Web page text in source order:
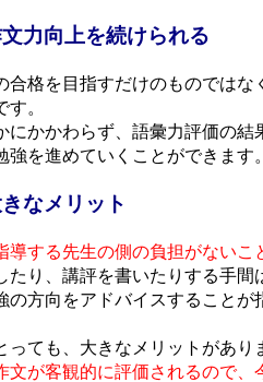
力向上を続けられる
格を目指すだけのものではな
。
かかわらず、語彙力評価の結
強を進めていくことができます
なメリット
導する先生の側の負担がないこ
り、講評を書いたりする手間
の方向をアドバイスすることが
ても、大きなメリットがあり
文が客観的に評価されるので